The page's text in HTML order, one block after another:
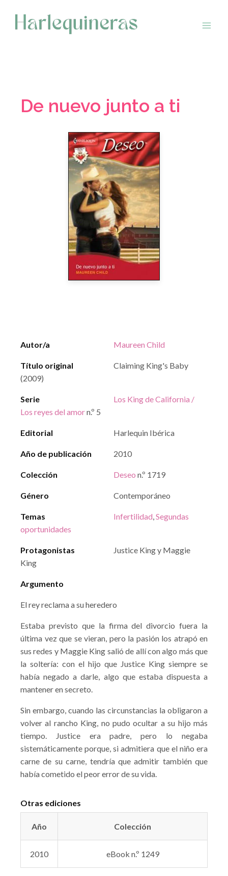
contenido
De nuevo junto a ti
Autor/a Maureen Child
Título original
Claiming King's Baby
(2009)
Serie
Los King de California /
Los reyes del amorn.º 5
Editorial Harlequin Ibérica
Año de publicación 2010
Colección Deseo n.º 1719
Género Contemporáneo
Temas Infertilidad,Segundas
oportunidades
Protagonistas
Justice King y Maggie
King
Argumento
El rey reclama a su heredero
Estaba previsto que la firma del divorcio fuera la
última vez que se vieran, pero la pasión los atrapó en
sus redes y Maggie King salió de allí con algo más que
la soltería: con el hijo que Justice King siempre se
había negado a darle, algo que estaba dispuesta a
mantener en secreto.
Sin embargo, cuando las circunstancias la obligaron a
volver al rancho King, no pudo ocultar a su hijo más
tiempo. Justice era padre, pero lo negaba
sistemáticamente porque, si admitiera que el niño era
carne de su carne, tendría que admitir también que
había cometido el peor error de su vida.
Otras ediciones
Año Colección
2010 eBook n.º 1249